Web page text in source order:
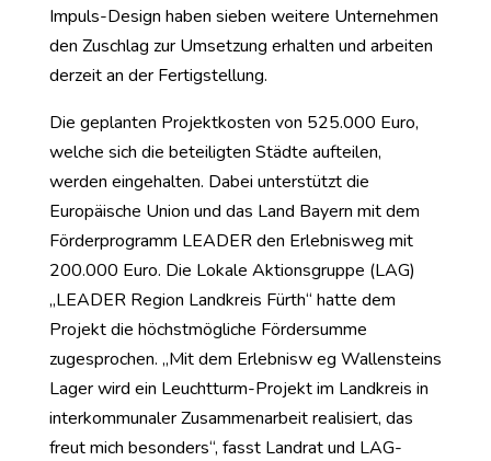
Impuls-Design haben sieben weitere Unternehmen
den Zuschlag zur Umsetzung erhalten und arbeiten
derzeit an der Fertigstellung.
Die geplanten Projektkosten von 525.000 Euro,
welche sich die beteiligten Städte aufteilen,
werden eingehalten. Dabei unterstützt die
Europäische Union und das Land Bayern mit dem
Förderprogramm LEADER den Erlebnisweg mit
200.000 Euro. Die Lokale Aktionsgruppe (LAG)
„LEADER Region Landkreis Fürth“ hatte dem
Projekt die höchstmögliche Fördersumme
zugesprochen. „Mit dem Erlebnisw eg Wallensteins
Lager wird ein Leuchtturm-Projekt im Landkreis in
interkommunaler Zusammenarbeit realisiert, das
freut mich besonders“, fasst Landrat und LAG-